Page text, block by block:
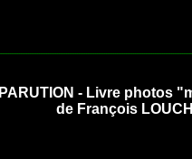
PARUTION - Livre photos
de François